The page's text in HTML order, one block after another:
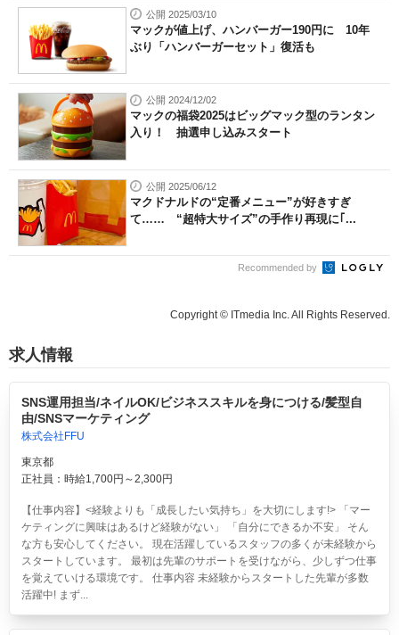
公開 2025/03/10
マックが値上げ、ハンバーガー190円に 10年
ぶり「ハンバーガーセット」復活も
公開 2024/12/02
マックの福袋2025はビッグマック型のランタン
入り！ 抽選申し込みスタート
公開 2025/06/12
マクドナルドの“定番メニュー”が好きすぎ
て…… “超特大サイズ”の手作り再現に｢...
Recommended by
Copyright © ITmedia Inc. All Rights Reserved.
求人情報
SNS運用担当/ネイルOK/ビジネススキルを身につける/髪型自
由/SNSマーケティング
株式会社FFU
東京都
正社員：時給1,700円～2,300円
【仕事内容】<経験よりも「成長したい気持ち」を大切にします!> 「マー
ケティングに興味はあるけど経験がない」 「自分にできるか不安」 そん
な方も安心してください。 現在活躍しているスタッフの多くが未経験から
スタートしています。 最初は先輩のサポートを受けながら、少しずつ仕事
を覚えていける環境です。 仕事内容 未経験からスタートした先輩が多数
活躍中! まず...